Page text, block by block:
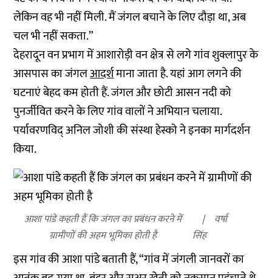
लेकिन वह भी नहीं मिली. मैं जंगल बचाने के लिए दौड़ा था, अब
चल भी नहीं सकता.”
देहरादून वन प्रभाग में आशारोड़ी वन क्षेत्र से लगे गांव शुक्लापुर के
आसपास का जंगलआदर्शमाना जाता है. यहां आग लगने की
घटनाएं बेहद कम होती हैं. जंगल और छोटी आसन नदी को
पुनर्जीवित करने के लिए गांव वालों ने अभियान चलाया.
पर्यावरणविद् अनिल जोशी की संस्था हेस्को ने इनका मार्गदर्शन
किया.
आशा पांडे कहती हैं कि जंगल का प्रबंधन करने में
ग्रामीणों की अहम भूमिका होती है
वर्षा
सिंह
इस गांव की आशा पांडे बताती हैं, “गांव में जंगली जानवरों का